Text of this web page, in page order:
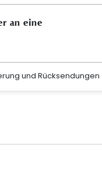
an eine
und Rücksendungen